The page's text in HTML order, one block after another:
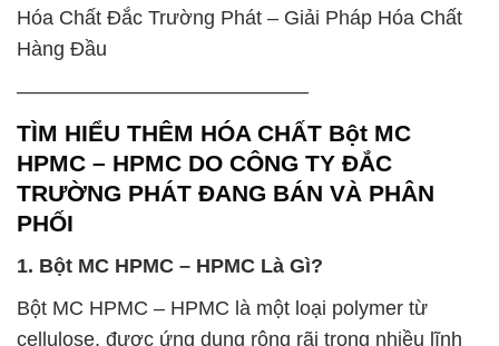
Hóa Chất Đắc Trường Phát – Giải Pháp Hóa Chất
Hàng Đầu
——————————————–
TÌM HIỂU THÊM HÓA CHẤT Bột MC
HPMC – HPMC DO CÔNG TY ĐẮC
TRƯỜNG PHÁT ĐANG BÁN VÀ PHÂN
PHỐI
1. Bột MC HPMC – HPMC Là Gì?
Bột MC HPMC – HPMC là một loại polymer từ
cellulose, được ứng dụng rộng rãi trong nhiều lĩnh